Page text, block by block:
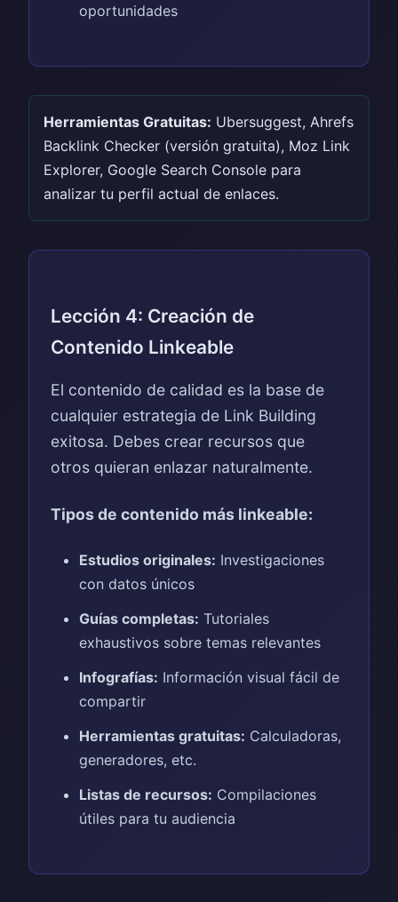
oportunidades
Herramientas Gratuitas: Ubersuggest, Ahrefs
Backlink Checker (versión gratuita), Moz Link
Explorer, Google Search Console para
analizar tu perfil actual de enlaces.
Lección 4: Creación de
Contenido Linkeable
El contenido de calidad es la base de
cualquier estrategia de Link Building
exitosa. Debes crear recursos que
otros quieran enlazar naturalmente.
Tipos de contenido más linkeable:
Estudios originales: Investigaciones
con datos únicos
Guías completas: Tutoriales
exhaustivos sobre temas relevantes
Infografías: Información visual fácil de
compartir
Herramientas gratuitas: Calculadoras,
generadores, etc.
Listas de recursos: Compilaciones
útiles para tu audiencia